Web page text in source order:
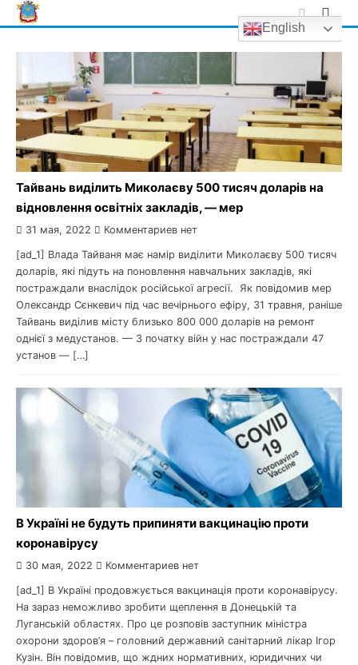
Skip
to
Тайвань виділить Миколаєву 500 тисяч доларів на
відновлення освітніх закладів, — мер
31 мая, 2022 Комментариев нет
[ad_1] Влада Тайваня має намір виділити Миколаєву 500 тисяч
доларів, які підуть на поновлення навчальних закладів, які
постраждали внаслідок російської агресії. Як повідомив мер
Олександр Сєнкевич під час вечірнього ефіру, 31 травня, раніше
Тайвань виділив місту близько 800 000 доларів на ремонт
однієї з медустанов. — З початку війн у нас постраждали 47
установ — […]
В Україні не будуть припиняти вакцинацію проти
коронавірусу
30 мая, 2022 Комментариев нет
[ad_1] В Україні продовжується вакцинація проти коронавірусу.
На зараз неможливо зробити щеплення в Донецькій та
Луганській областях. Про це розповів заступник міністра
охорони здоров’я – головний державний санітарний лікар Ігор
Кузін. Він повідомив, що ждних нормативних, юридичних чи
English